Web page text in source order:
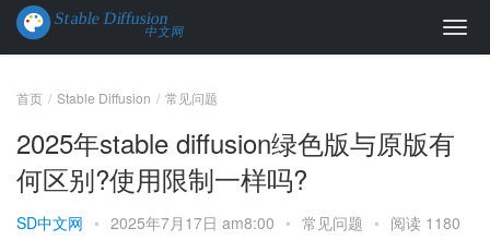
首页 Stable Diffusion 常见问题
2025年stable diffusion绿色版与原版有
何区别?使用限制一样吗?
SD中文网 • 2025年7月17日 am8:00 • 常见问题 • 阅读 1180